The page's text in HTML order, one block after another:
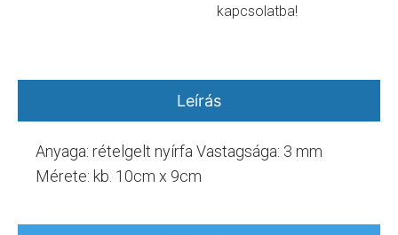
kapcsolatba!
Leírás
Anyaga: rételgelt nyírfa Vastagsága: 3 mm
Mérete: kb. 10cm x 9cm